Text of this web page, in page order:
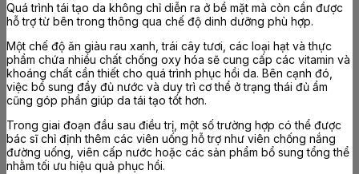
Quá trình tái tạo da không chỉ diễn ra ở bề mặt mà còn cần được
hỗ trợ từ bên trong thông qua chế độ dinh dưỡng phù hợp.
Một chế độ ăn giàu rau xanh, trái cây tươi, các loại hạt và thực
phẩm chứa nhiều chất chống oxy hóa sẽ cung cấp các vitamin và
khoáng chất cần thiết cho quá trình phục hồi da. Bên cạnh đó,
việc bổ sung đầy đủ nước và duy trì cơ thể ở trạng thái đủ ẩm
cũng góp phần giúp da tái tạo tốt hơn.
Trong giai đoạn đầu sau điều trị, một số trường hợp có thể được
bác sĩ chỉ định thêm các viên uống hỗ trợ như viên chống nắng
đường uống, viên cấp nước hoặc các sản phẩm bổ sung tổng thể
nhằm tối ưu hiệu quả phục hồi.